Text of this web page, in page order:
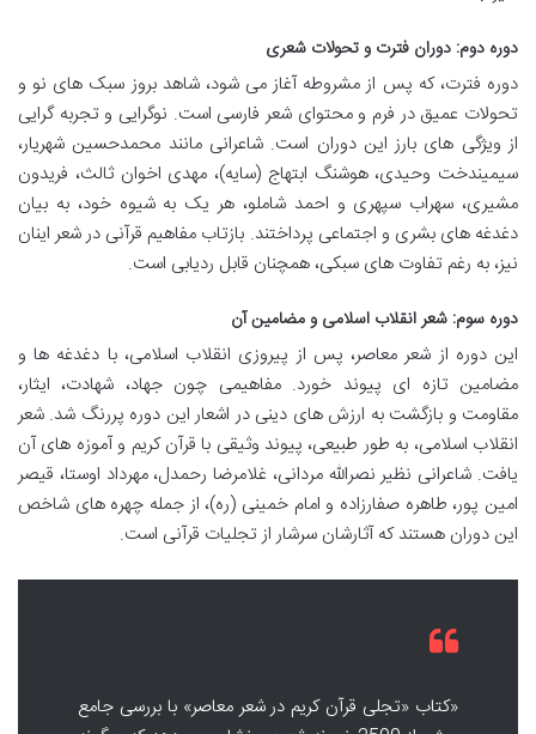
دوره دوم: دوران فترت و تحولات شعری
دوره فترت، که پس از مشروطه آغاز می شود، شاهد بروز سبک های نو و
تحولات عمیق در فرم و محتوای شعر فارسی است. نوگرایی و تجربه گرایی
از ویژگی های بارز این دوران است. شاعرانی مانند محمدحسین شهریار،
سیمیندخت وحیدی، هوشنگ ابتهاج (سایه)، مهدی اخوان ثالث، فریدون
مشیری، سهراب سپهری و احمد شاملو، هر یک به شیوه خود، به بیان
دغدغه های بشری و اجتماعی پرداختند. بازتاب مفاهیم قرآنی در شعر اینان
نیز، به رغم تفاوت های سبکی، همچنان قابل ردیابی است.
دوره سوم: شعر انقلاب اسلامی و مضامین آن
این دوره از شعر معاصر، پس از پیروزی انقلاب اسلامی، با دغدغه ها و
مضامین تازه ای پیوند خورد. مفاهیمی چون جهاد، شهادت، ایثار،
مقاومت و بازگشت به ارزش های دینی در اشعار این دوره پررنگ شد. شعر
انقلاب اسلامی، به طور طبیعی، پیوند وثیقی با قرآن کریم و آموزه های آن
یافت. شاعرانی نظیر نصرالله مردانی، غلامرضا رحمدل، مهرداد اوستا، قیصر
امین پور، طاهره صفارزاده و امام خمینی (ره)، از جمله چهره های شاخص
این دوران هستند که آثارشان سرشار از تجلیات قرآنی است.
«کتاب «تجلی قرآن کریم در شعر معاصر» با بررسی جامع